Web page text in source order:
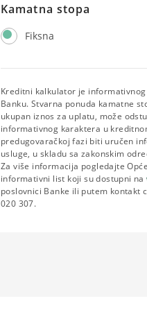
Kamatna stopa
Kamatna stopa
Kamatna stopa
Fiksna
Kreditni kalkulator je
Banku. Stvarna ponuda kamatne
ukupan iznos za uplatu, može
informativnog karaktera u
predugovaračkoj fazi biti uručen
usluge, u skladu sa zakonskim
Za više informacija pogledajte
informativni list koji su dostupni na
poslovnici Banke ili putem kontakt
020 307.